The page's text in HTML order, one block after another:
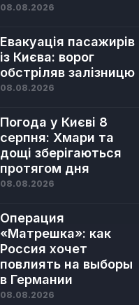
08.08.2026
Евакуація пасажирів
із Києва: ворог
обстріляв залізницю
08.08.2026
Погода у Києві 8
серпня: Хмари та
дощі зберігаються
протягом дня
08.08.2026
Операция
«Матрешка»: как
Россия хочет
повлиять на выборы
в Германии
08.08.2026